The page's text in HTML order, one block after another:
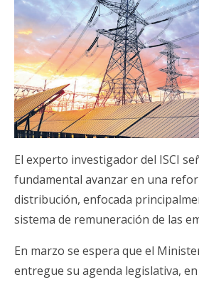
El experto investigador del ISCI
fundamental avanzar en una
distribución, enfocada
sistema de remuneración de las
En marzo se espera que el
entregue su agenda legislativa,